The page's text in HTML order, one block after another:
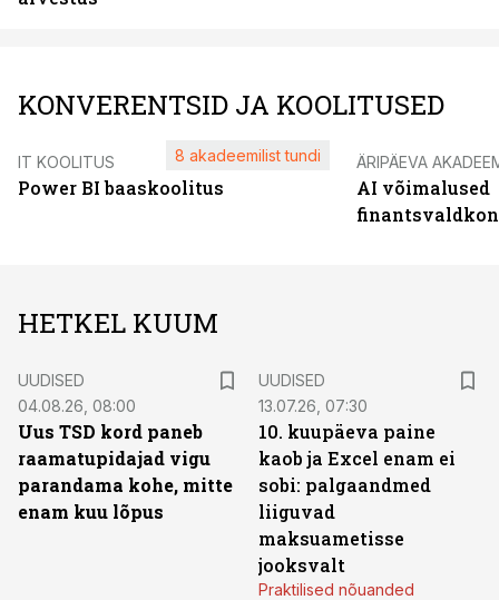
KONVERENTSID JA KOOLITUSED
IT KOOLITUS
Power BI baaskoolitus
8 akadeemilist tundi ÄRIPÄEVA
AI võimalused
HETKEL KUUM
UUDISED
04.08.26, 08:00
Uus TSD kord paneb
raamatupidajad vigu
parandama kohe, mitte
enam kuu lõpus
UUDISED
13.07.26, 07:30
10. kuupäeva paine
kaob ja Excel enam ei
sobi: palgaandmed
liiguvad
maksuametisse
jooksvalt
Praktilised nõuanded